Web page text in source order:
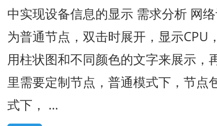
中实现设备信息的显示 需求分析 网
为普通节点，双击时展开，显示CPU
用柱状图和不同颜色的文字来展示，
里需要定制节点，普通模式下，节点
式下， …